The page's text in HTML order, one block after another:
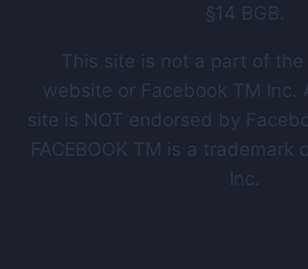
§14 BGB.
This site is not a part of the
website or Facebook TM Inc.
site is NOT endorsed by
FACEBOOK TM is a trademark
Inc.